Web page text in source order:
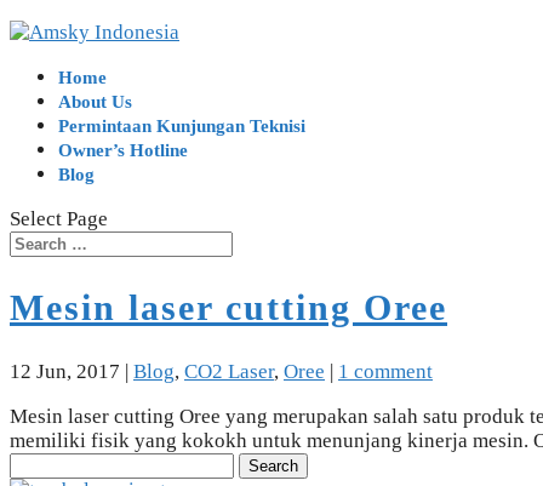
Home
About Us
Permintaan Kunjungan Teknisi
Owner’s Hotline
Blog
Select Page
Mesin laser cutting Oree
12 Jun, 2017 Blog, CO2 Laser, Oree
1 comment
Mesin laser cutting Oree yang merupakan salah satu
memiliki fisik yang kokokh untuk menunjang kinerja mesin.